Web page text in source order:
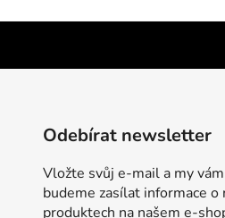
Odebírat newsletter
Vložte svůj e-mail a my vám
budeme zasílat informace o
produktech na našem e-